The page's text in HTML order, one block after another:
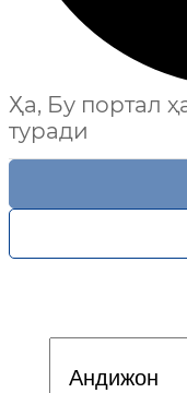
Ҳа, Бу портал
туради